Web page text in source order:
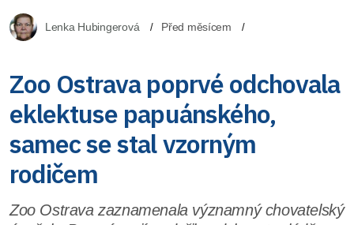
Lenka Hubingerová Před měsícem
Zoo Ostrava poprvé odchovala
eklektuse papuánského,
samec se stal vzorným
rodičem
Zoo Ostrava zaznamenala významný chovatelský